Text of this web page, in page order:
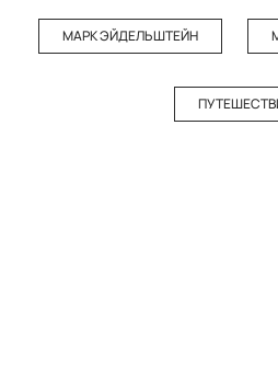
МАРК ЭЙДЕЛЬШТЕЙН